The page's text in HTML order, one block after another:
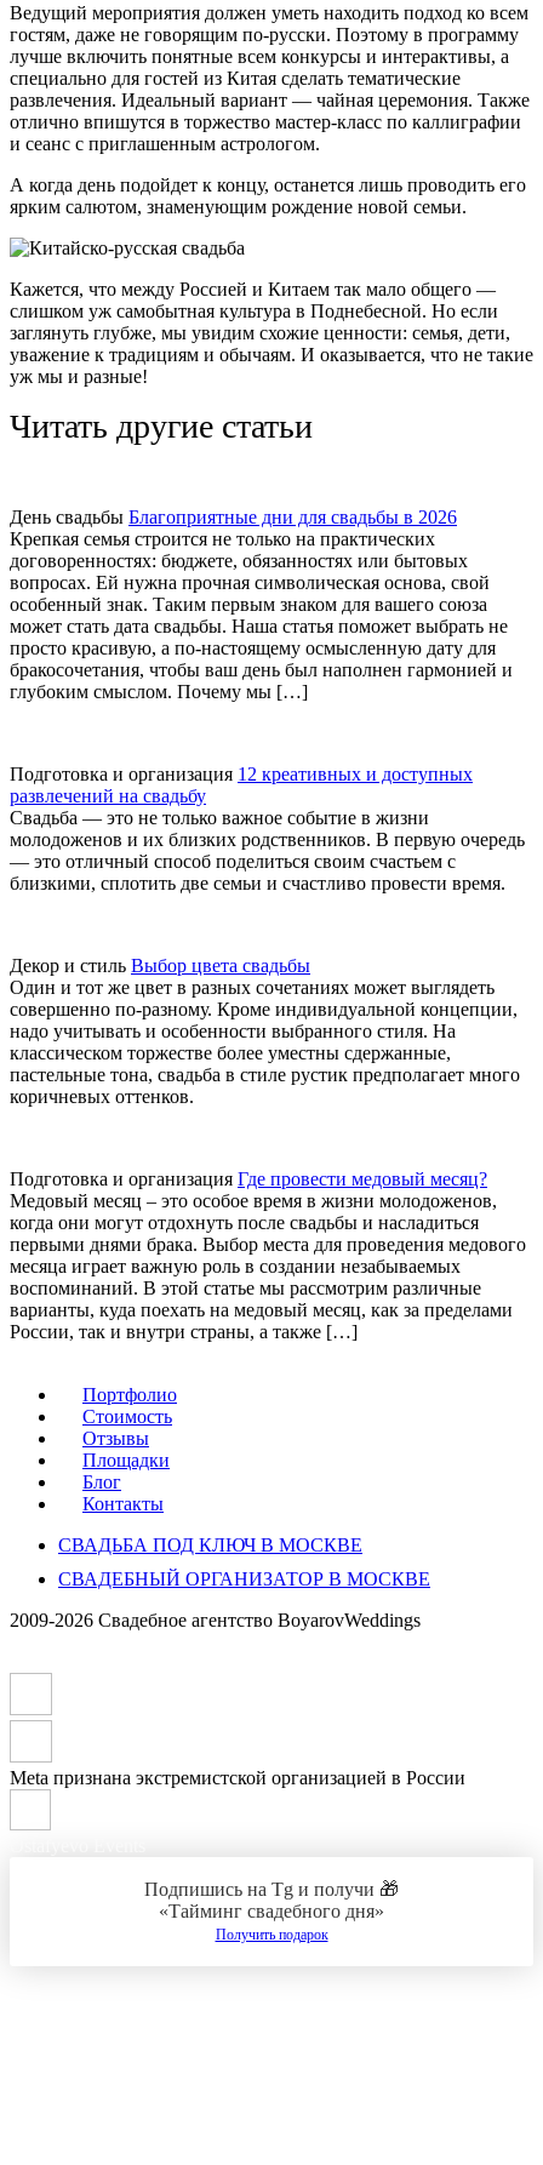
Ведущий мероприятия должен уметь находить подход ко всем
гостям, даже не говорящим по-русски. Поэтому в программу
лучше включить понятные всем конкурсы и интерактивы, а
специально для гостей из Китая сделать тематические
развлечения. Идеальный вариант — чайная церемония. Также
отлично впишутся в торжество мастер-класс по каллиграфии
и сеанс с приглашенным астрологом.
А когда день подойдет к концу, останется лишь проводить его
ярким салютом, знаменующим рождение новой семьи.
Кажется, что между Россией и Китаем так мало общего —
слишком уж самобытная культура в Поднебесной. Но если
заглянуть глубже, мы увидим схожие ценности: семья, дети,
уважение к традициям и обычаям. И оказывается, что не такие
уж мы и разные!
Читать другие статьи
День свадьбы Благоприятные дни для свадьбы в 2026
Крепкая семья строится не только на практических
договоренностях: бюджете, обязанностях или бытовых
вопросах. Ей нужна прочная символическая основа, свой
особенный знак. Таким первым знаком для вашего союза
может стать дата свадьбы. Наша статья поможет выбрать не
просто красивую, а по-настоящему осмысленную дату для
бракосочетания, чтобы ваш день был наполнен гармонией и
глубоким смыслом. Почему мы […]
Подготовка и организация 12 креативных и доступных
развлечений на свадьбу
Свадьба — это не только важное событие в жизни
молодоженов и их близких родственников. В первую очередь
— это отличный способ поделиться своим счастьем с
близкими, сплотить две семьи и счастливо провести время.
Декор и стиль Выбор цвета свадьбы
Один и тот же цвет в разных сочетаниях может выглядеть
совершенно по-разному. Кроме индивидуальной концепции,
надо учитывать и особенности выбранного стиля. На
классическом торжестве более уместны сдержанные,
пастельные тона, свадьба в стиле рустик предполагает много
коричневых оттенков.
Подготовка и организация Где провести медовый месяц?
Медовый месяц – это особое время в жизни молодоженов,
когда они могут отдохнуть после свадьбы и насладиться
первыми днями брака. Выбор места для проведения медового
месяца играет важную роль в создании незабываемых
воспоминаний. В этой статье мы рассмотрим различные
варианты, куда поехать на медовый месяц, как за пределами
России, так и внутри страны, а также […]
Портфолио
Стоимость
Отзывы
Площадки
Блог
Контакты
СВАДЬБА ПОД КЛЮЧ В МОСКВЕ
СВАДЕБНЫЙ ОРГАНИЗАТОР В МОСКВЕ
2009-2026 Свадебное агентство BoyarovWeddings
Meta признана экстремистской организацией в России
Подпишись на Tg и получи 🎁
«Тайминг свадебного дня»
Получить подарок